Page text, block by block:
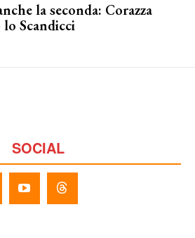
la seconda: Corazza
Scandicci
SOCIAL